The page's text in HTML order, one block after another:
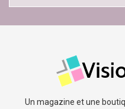
Un magazine et une